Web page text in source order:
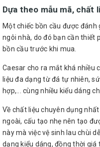
Dựa theo mẫu mã, chất
Một chiếc bồn cầu được
ngôi nhà, do đó bạn cần thiết
bồn cầu trước khi mua.
Caesar cho ra mắt khá nhiều
liệu đa dạng từ đá tự nhiên,
hợp,... cùng nhiều kiểu dáng
Về chất liệu chuyên dụng
ngoài, cấu tạo nhẹ nên tạo
này mà việc vệ sinh lau chùi
dạng kiểu dáng, đồng thời